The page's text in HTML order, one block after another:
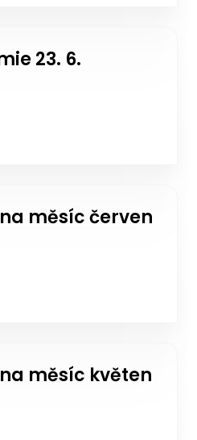
23. 6.
měsíc červen
měsíc květen